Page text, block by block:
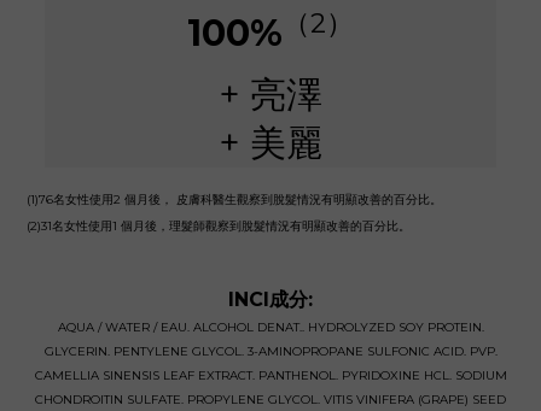
100% （2）
+ 亮澤
+ 美麗
(1)76名女性使用2 個月後， 皮膚科醫生觀察到脫髮情況有明顯改善的百分比。
(2)31名女性使用1 個月後，理髮師觀察到脫髮情況有明顯改善的百分比。
INCI成分:
AQUA / WATER / EAU. ALCOHOL DENAT.. HYDROLYZED SOY PROTEIN.
GLYCERIN. PENTYLENE GLYCOL. 3-AMINOPROPANE SULFONIC ACID. PVP.
CAMELLIA SINENSIS LEAF EXTRACT. PANTHENOL. PYRIDOXINE HCL. SODIUM
CHONDROITIN SULFATE. PROPYLENE GLYCOL. VITIS VINIFERA (GRAPE) SEED